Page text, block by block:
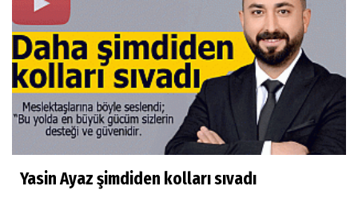
Yasin Ayaz şimdiden kolları sıvadı